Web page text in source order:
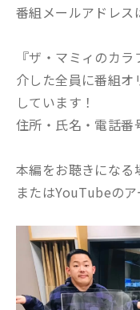
番組メールアドレ
『ザ・マミィのカ
介した全員に番組オ
しています！
住所・氏名・電話番
本編をお聴きになる
またはYouTubeの